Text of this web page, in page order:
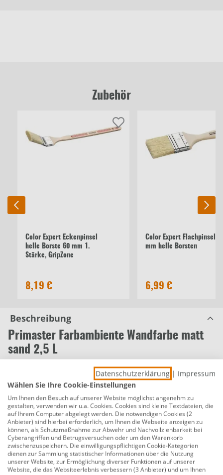
Zubehör
Color Expert Eckenpinsel
helle Borste 60 mm 1.
Stärke, GripZone
8,19 €
Color Expert Flachpinsel
mm helle Borsten
6,99 €
Beschreibung
Primaster Farbambiente Wandfarbe matt
sand 2,5 L
Entdecke die ausdrucksstarken Farbtöne, lass’ Dich
inspirieren und gestalte Dein persönliches
FarbAmbiente! PRIMASTER FarbAmbiente ist eine
matte Dispersionsfarbe für innen mit guter Deckkraft
und frei von Konservierungs- und Lösemitteln für ein
gesundes Raumklima. Tauche ganze Räume in Deinen
Lieblingsfarbton, kombiniere Farbtöne Ton in Ton oder
setze spannende Akzente für Deine individuelle
Datenschutzerklärung | Impressum
Wählen Sie Ihre Cookie-Einstellungen
Um Ihnen den Besuch auf unserer Website möglichst angenehm zu
gestalten, verwenden wir u.a. Cookies. Cookies sind kleine Textdateien, die
auf Ihrem Computer abgelegt werden. Die notwendigen Cookies (2
Anbieter) sind hierbei erforderlich, um Ihnen die Webseite anzeigen zu
können, als Schutzmaßnahme zur Abwehr und Nachvollziehbarkeit bei
Cyberangriffen und Betrugsversuchen oder um den Warenkorb
zwischenzuspeichern. Die einwilligungspflichtigen Cookie-Kategorien
dienen zur Sammlung statistischer Informationen über die Nutzung
unserer Website, zur Ermöglichung diverser Funktionen auf unserer
Website, die das Websiteerlebnis verbessern (3 Anbieter) und um Ihnen